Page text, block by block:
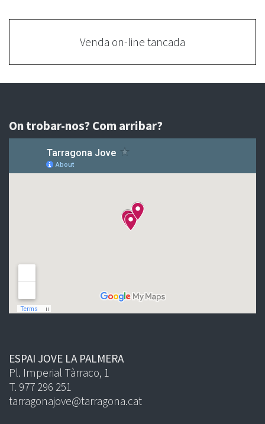
Venda on-line tancada
On trobar-nos? Com arribar?
ESPAI JOVE LA PALMERA
Pl. Imperial Tàrraco, 1
T. 977 296 251
tarragonajove@tarragona.cat